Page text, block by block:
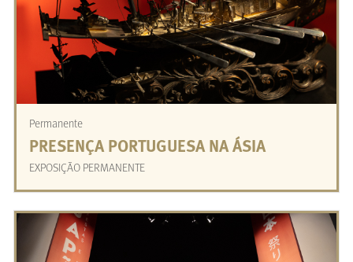
Permanente
PRESENÇA PORTUGUESA NA ÁSIA
EXPOSIÇÃO PERMANENTE